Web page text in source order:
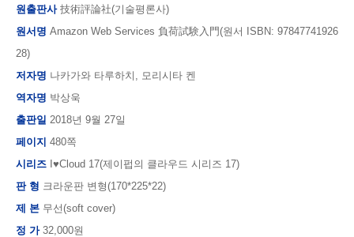
원출판사技術評論社(기술평론사)
원서명 Amazon Web Services 負荷試験入門(원서 ISBN: 97847741926
28)
저자명 나카가와 타루하치, 모리시타 켄
역자명 박상욱
출판일 2018년 9월 27일
페이지 480쪽
시리즈 I♥Cloud 17(제이펍의 클라우드 시리즈 17)
판 형 크라운판 변형(170*225*22)
제 본 무선(soft cover)
정 가32,000원